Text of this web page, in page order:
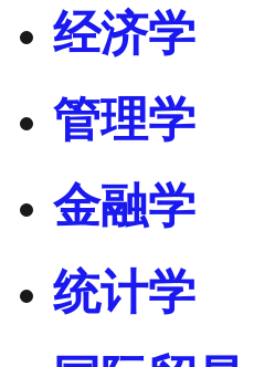
经济学
管理学
金融学
统计学